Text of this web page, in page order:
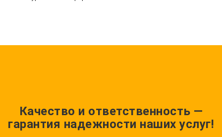
Качество и ответственность —
гарантия надежности наших услуг!